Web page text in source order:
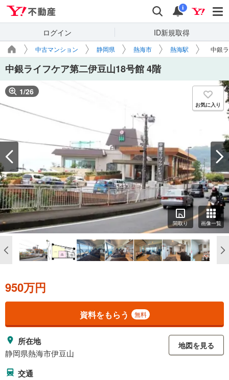
検索 通知
i
ログイン ID新規取得
中古マンション 静岡県 熱海市 熱海駅 中銀
中銀ライフケア第二伊豆山18号館 4階
1/26
お気に入り
間取り 画像一覧
950万円
資料をもらう 無料
所在地
静岡県熱海市伊豆山
地図を見る
交通